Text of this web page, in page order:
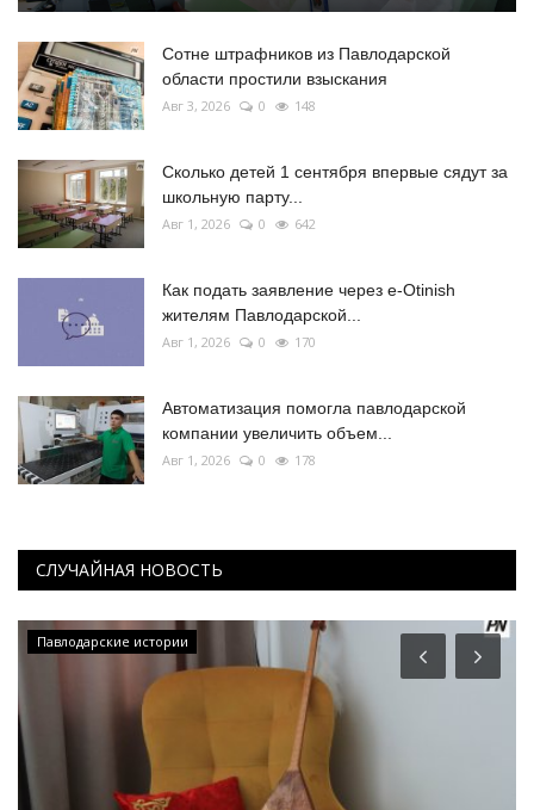
Сотне штрафников из Павлодарской
области простили взыскания
Авг 3, 2026 0 148
Сколько детей 1 сентября впервые сядут за
школьную парту...
Авг 1, 2026 0 642
Как подать заявление через e-Otinish
жителям Павлодарской...
Авг 1, 2026 0 170
Автоматизация помогла павлодарской
компании увеличить объем...
Авг 1, 2026 0 178
СЛУЧАЙНАЯ НОВОСТЬ
Павлодарские истории